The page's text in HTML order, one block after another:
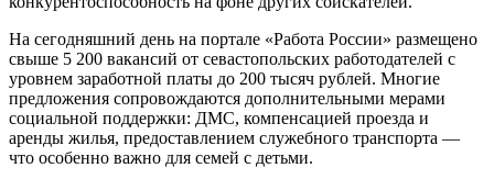
На сегодняшний день на портале «Работа России» размещено
свыше 5 200 вакансий от севастопольских работодателей с
уровнем заработной платы до 200 тысяч рублей. Многие
предложения сопровождаются дополнительными мерами
социальной поддержки: ДМС, компенсацией проезда и
аренды жилья, предоставлением служебного транспорта —
что особенно важно для семей с детьми.